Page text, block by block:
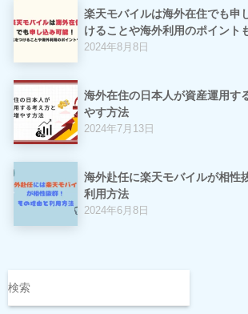
楽天モバイルは海外在住でも申
けることや海外利用のポイント
2024年8月8日
海外在住の日本人が資産運用す
やす方法
2024年7月13日
海外赴任に楽天モバイルが相性
利用方法
2024年6月8日